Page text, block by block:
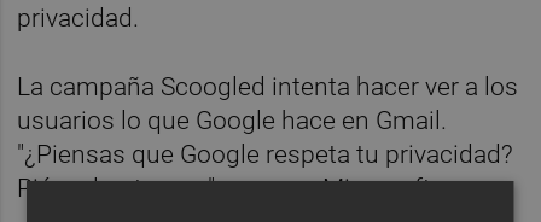
privacidad.
La campaña Scoogled intenta hacer ver a los
usuarios lo que Google hace en Gmail.
"¿Piensas que Google respeta tu privacidad?
Piénsalo otra vez", asegura Microsoft.